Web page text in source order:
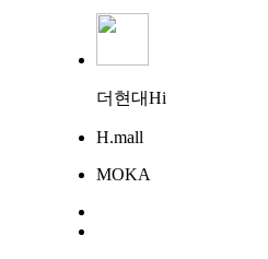
더현대Hi
H.mall
MOKA